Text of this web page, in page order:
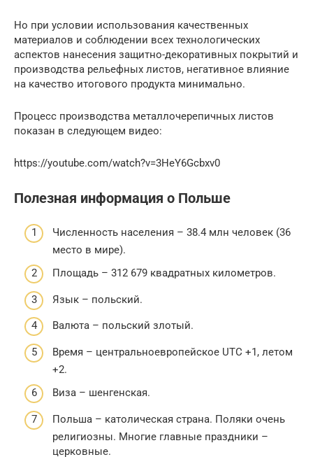
Но при условии использования качественных
материалов и соблюдении всех технологических
аспектов нанесения защитно-декоративных покрытий и
производства рельефных листов, негативное влияние
на качество итогового продукта минимально.
Процесс производства металлочерепичных листов
показан в следующем видео:
https://youtube.com/watch?v=3HeY6Gcbxv0
Полезная информация о Польше
Численность населения – 38.4 млн человек (36
место в мире).
Площадь – 312 679 квадратных километров.
Язык – польский.
Валюта – польский злотый.
Время – центральноевропейское UTC +1, летом
+2.
Виза – шенгенская.
Польша – католическая страна. Поляки очень
религиозны. Многие главные праздники –
церковные.